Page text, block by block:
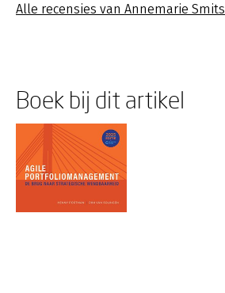
Alle recensies van Annemarie Smits
Boek bij dit artikel